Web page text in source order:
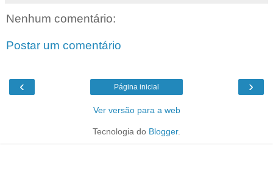
Nenhum comentário:
Postar um comentário
‹ ›
Página inicial
Ver versão para a web
Tecnologia do Blogger.